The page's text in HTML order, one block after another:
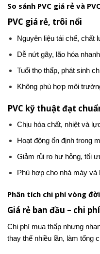
So sánh PVC giá rẻ và
PVC giá rẻ, trôi nổi
Nguyên liệu tái chế, chất
Dễ nứt gãy, lão hóa
Tuổi thọ thấp, phát sinh
Không phù hợp môi
PVC kỹ thuật đạt
Chịu hóa chất, nhiệt và
Hoạt động ổn định trong
Giảm rủi ro hư hỏng, tối
Phù hợp cho nhà máy và
Phân tích chi phí vòng
Giá rẻ ban đầu – chi
Chi phí mua thấp nhưng
thay thế nhiều lần, làm tổng